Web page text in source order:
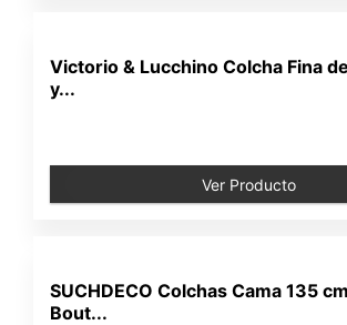
Victorio & Lucchino Colcha Fina
y...
Ver Producto
SUCHDECO Colchas Cama 135
Bout...